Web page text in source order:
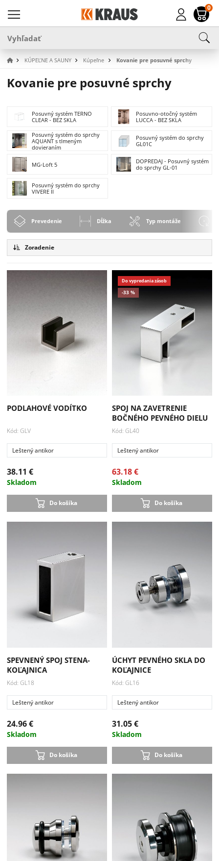
0
KÚPEĽNE A SAUNY Kúpeľne Kovanie pre posuvné sprchy
Kovanie pre posuvné sprchy
Posuvný systém TERNO
CLEAR - BEZ SKLA
Posuvno-otočný systém
LUCCA - BEZ SKLA
Posuvný systém do sprchy
AQUANT s tlmeným
dovieraním
Posuvný systém do sprchy
GL01C
MG-Loft 5
DOPREDAJ - Posuvný systém
do sprchy GL-01
Posuvný systém do sprchy
VIVERE II
Prevedenie Dĺžka Typ montáže
Zoradenie
PODLAHOVÉ VODÍTKO
Kód: GLV
Leštený antikor
38.11 €
Skladom
Do košíka
Do vypredania zásob
-33 %
SPOJ NA ZAVETRENIE
BOČNÉHO PEVNÉHO DIELU
Kód: GL40
Leštený antikor
63.18 €
Skladom
Do košíka
SPEVNENÝ SPOJ STENA-
KOĽAJNICA
Kód: GL18
Leštený antikor
24.96 €
Skladom
Do košíka
ÚCHYT PEVNÉHO SKLA DO
KOĽAJNICE
Kód: GL16
Leštený antikor
31.05 €
Skladom
Do košíka